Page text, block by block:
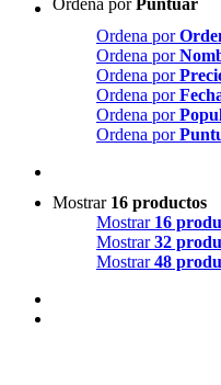
Ordena porPuntuar
Ordena por
Ordena por
Ordena por
Ordena por
Ordena por
Ordena por
Mostrar 16 productos
Mostrar 16
Mostrar32
Mostrar48